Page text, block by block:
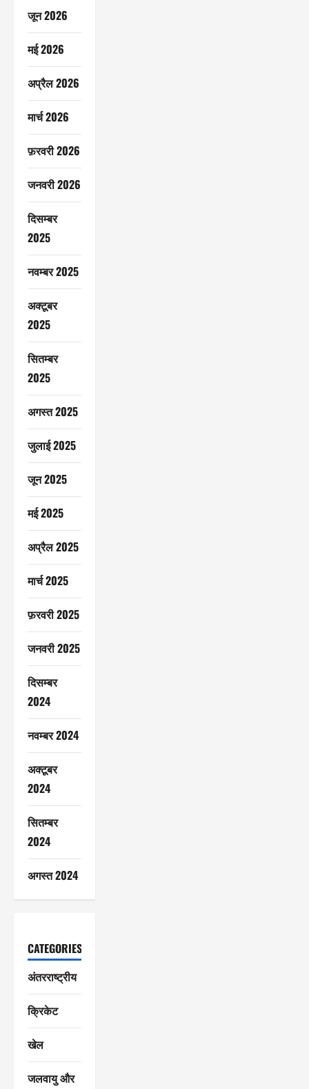
जून 2026
मई 2026
अप्रैल 2026
मार्च 2026
फ़रवरी 2026
जनवरी 2026
दिसम्बर
2025
नवम्बर 2025
अक्टूबर
2025
सितम्बर
2025
अगस्त 2025
जुलाई 2025
जून 2025
मई 2025
अप्रैल 2025
मार्च 2025
फ़रवरी 2025
जनवरी 2025
दिसम्बर
2024
नवम्बर 2024
अक्टूबर
2024
सितम्बर
2024
अगस्त 2024
CATEGORIES
अंतरराष्ट्रीय
क्रिकेट
खेल
जलवायु और